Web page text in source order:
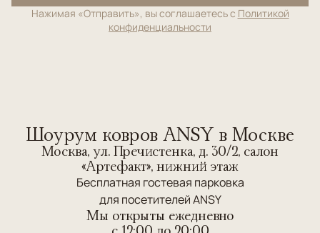
Нажимая «Отправить», вы соглашаетесь с Политикой
конфиденциальности
Шоурум ковров ANSY в Москве
Москва, ул. Пречистенка, д. 30/2, салон
«Артефакт», нижний этаж
Бесплатная гостевая парковка
для посетителей ANSY
Мы открыты ежедневно